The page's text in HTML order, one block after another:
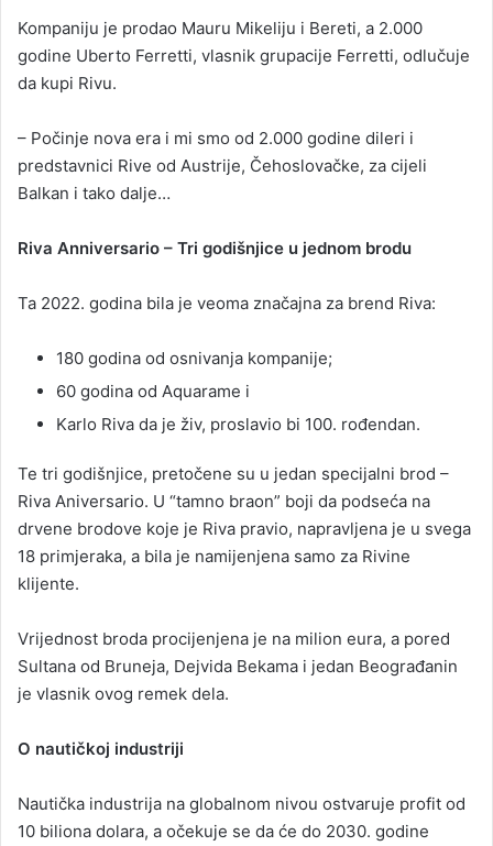
Kompaniju je prodao Mauru Mikeliju i Bereti, a 2.000
godine Uberto Ferretti, vlasnik grupacije Ferretti, odlučuje
da kupi Rivu.
– Počinje nova era i mi smo od 2.000 godine dileri i
predstavnici Rive od Austrije, Čehoslovačke, za cijeli
Balkan i tako dalje…
Riva Anniversario – Tri godišnjice u jednom brodu
Ta 2022. godina bila je veoma značajna za brend Riva:
180 godina od osnivanja kompanije;
60 godina od Aquarame i
Karlo Riva da je živ, proslavio bi 100. rođendan.
Te tri godišnjice, pretočene su u jedan specijalni brod –
Riva Aniversario. U “tamno braon” boji da podseća na
drvene brodove koje je Riva pravio, napravljena je u svega
18 primjeraka, a bila je namijenjena samo za Rivine
klijente.
Vrijednost broda procijenjena je na milion eura, a pored
Sultana od Bruneja, Dejvida Bekama i jedan Beograđanin
je vlasnik ovog remek dela.
O nautičkoj industriji
Nautička industrija na globalnom nivou ostvaruje profit od
10 biliona dolara, a očekuje se da će do 2030. godine